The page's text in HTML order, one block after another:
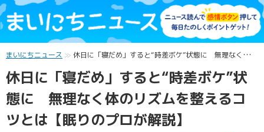
まいにちニュース 休日に「寝だめ」すると“時差ボケ”状態に 無理なく体のリズムを整えるコツとは【眠りのプロが解説】
休日に「寝だめ」すると“時差ボケ”状
態に 無理なく体のリズムを整えるコ
ツとは【眠りのプロが解説】